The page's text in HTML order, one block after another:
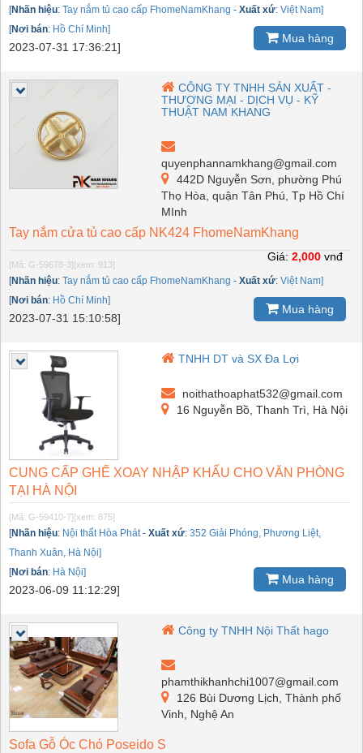
[Nhãn hiệu: Tay nắm tủ cao cấp FhomeNamKhang - Xuất xứ: Việt Nam]
[Nơi bán: Hồ Chí Minh]
2023-07-31 17:36:21]
Mua hàng
CÔNG TY TNHH SẢN XUẤT -
THƯƠNG MẠI - DỊCH VỤ - KỸ
THUẬT NAM KHANG
quyenphannamkhang@gmail.com
442D Nguyễn Sơn, phường Phú
Thọ Hòa, quận Tân Phú, Tp Hồ Chí
MInh
Tay nắm cửa tủ cao cấp NK424 FhomeNamKhang
[Mã: G-59678-3] [xem: 913]
[Nhãn hiệu: Tay nắm tủ cao cấp FhomeNamKhang - Xuất xứ: Việt Nam]
[Nơi bán: Hồ Chí Minh]
2023-07-31 15:10:58]
Giá: 2,000 vnđ
Mua hàng
TNHH DT và SX Đa Lợi
noithathoaphat532@gmail.com
16 Nguyễn Bồ, Thanh Trì, Hà Nội
CUNG CẤP GHẾ XOAY NHẬP KHẨU CHO VĂN PHÒNG
TẠI HÀ NỘI
[Mã: G-59410-7] [xem: 875]
[Nhãn hiệu: Nội thất Hòa Phát- Xuất xứ: 352 Giải Phóng, Phương Liệt,
Thanh Xuân, Hà Nội]
[Nơi bán: Hà Nội]
2023-06-09 11:12:29]
Mua hàng
Công ty TNHH Nội Thất hago
phamthikhanhchi1007@gmail.com
126 Bùi Dương Lịch, Thành phố
Vinh, Nghệ An
Sofa Gỗ Óc Chó Poseido S